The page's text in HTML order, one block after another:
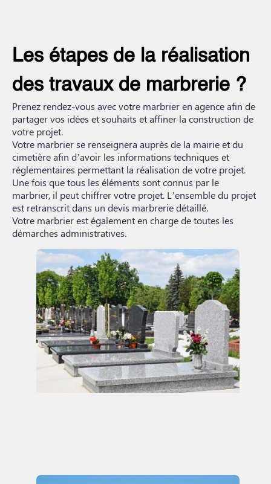
Les étapes de la réalisation
des travaux de marbrerie ?
Prenez rendez-vous avec votre marbrier en agence afin de
partager vos idées et souhaits et affiner la construction de
votre projet.
Votre marbrier se renseignera auprès de la mairie et du
cimetière afin d’avoir les informations techniques et
réglementaires permettant la réalisation de votre projet.
Une fois que tous les éléments sont connus par le
marbrier, il peut chiffrer votre projet. L’ensemble du projet
est retranscrit dans un devis marbrerie détaillé.
Votre marbrier est également en charge de toutes les
démarches administratives.